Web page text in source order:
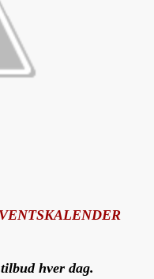
hver dag.